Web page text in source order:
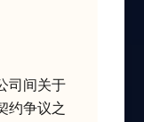
司间关于
约争议之